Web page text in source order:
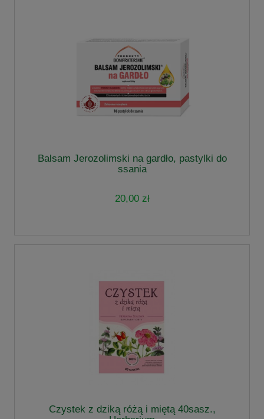
Balsam Jerozolimski na gardło, pastylki do
ssania
20,00 zł
Czystek z dziką różą i miętą 40sasz.,